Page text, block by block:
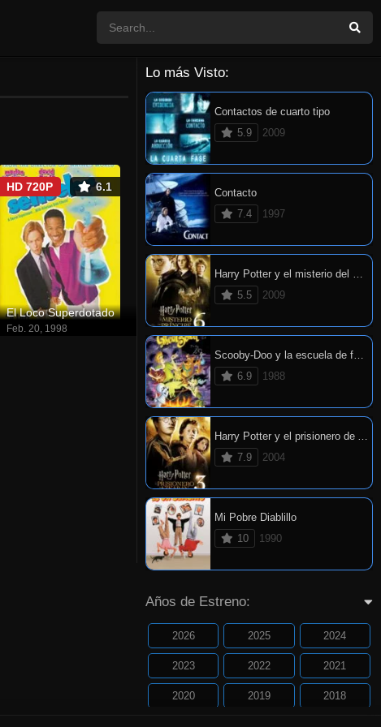
6.1
HD 720P
El Loco Superdotado
Feb. 20, 1998
Lo más Visto:
Contactos de cuarto tipo
5.9
2009
Contacto
7.4
1997
Harry Potter y el misterio del príncipe
5.5
2009
Scooby-Doo y la escuela de fantasmas
6.9
1988
Harry Potter y el prisionero de Azkaban
7.9
2004
Mi Pobre Diablillo
10
1990
Años de Estreno:
2026 2025 2024
2023 2022 2021
2020 2019 2018